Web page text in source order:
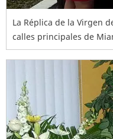
La Réplica de la Virgen
calles principales de